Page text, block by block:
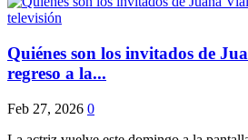
Quiénes son los invitados de
regreso a la...
Feb 27, 2026 0